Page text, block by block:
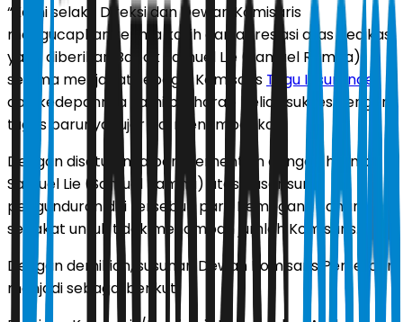
“Kami selaku Direksi dan Dewan Komisaris
mengucapkan terima kasih dan apresiasi atas dedikasi
yang diberikan Bapak Samuel Lie (Samuel Ramna)
selama menjabat sebagai Komisaris Tugu Insurance
dan kedepannya kami berharap beliau sukses dengan
tugas barunya” ujar Adi menambahkan.
Dengan disetujuinya pemberhentian dengan hormat
Samuel Lie (Samuel Ramna) atas dasar surat
pengunduran diri tersebut, para Pemegang Saham
sepakat untuk tidak menambah jumlah Komisaris.
Dengan demikian, susunan Dewan Komisaris Perseroan
menjadi sebagai berikut: